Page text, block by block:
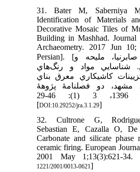
31. Bater M, Saberniya
Identification of Materials
Decorative Mosaic Tiles of
Building in Mashhad. Journal
Archaeometry. 2017 Jun
Persian]. [باتر، مسعود؛ صابرنيا، مليحه و
شناسايي مواد و رنگ‌هاي
کاشيکاري معرق بناي
مشهد، دو فصلنامۀ پژوهۀ
[DOI:10.29252/jra.3.1.29]
32. Cultrone G,
Sebastian E, Cazalla O,
Carbonate and silicate phase
ceramic firing. European
2001 May 1;13(3):621-34.
1221/2001/0013-0621]